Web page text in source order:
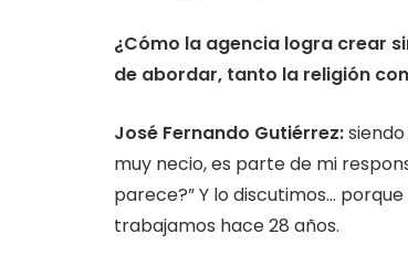
¿Cómo la agencia logra crear
de abordar, tanto la religión
José Fernando Gutiérrez:
muy necio, es parte de mi
parece?” Y lo discutimos…
trabajamos hace 28 años.